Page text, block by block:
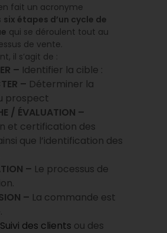
fait un acronyme
six étapes d’un cycle de
qui se déroulent tout au
de vente.
il s’agit de :
– Identifier la cible :
– Déterminer la
prospect
/ ÉVALUATION –
et certification des
que l’identification des
– Le processus de
– La commande est
Suivi des clients ou des